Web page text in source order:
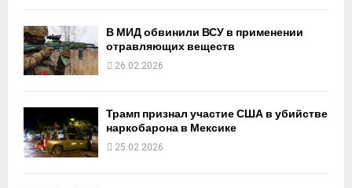
В МИД обвинили ВСУ в применении
отравляющих веществ
26.02.2026
Трамп признал участие США в убийстве
наркобарона в Мексике
25.02.2026